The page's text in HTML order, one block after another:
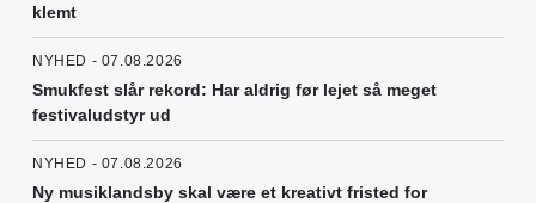
klemt
NYHED - 07.08.2026
Smukfest slår rekord: Har aldrig før lejet så meget
festivaludstyr ud
NYHED - 07.08.2026
Ny musiklandsby skal være et kreativt fristed for